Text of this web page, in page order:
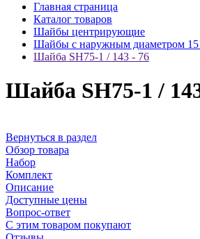
Главная страница
Каталог товаров
Шайбы центрирующие
Шайбы с наружным диаметром
Шайба SH75-1 / 143 - 76
Шайба SH75-1 /
Вернуться в раздел
Обзор товара
Набор
Комплект
Описание
Доступные цены
Вопрос-ответ
С этим товаром покупают